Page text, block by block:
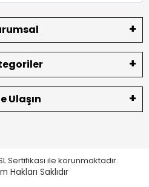
Ulaşın
Sertifikası ile korunmaktadır.
Hakları Saklıdır